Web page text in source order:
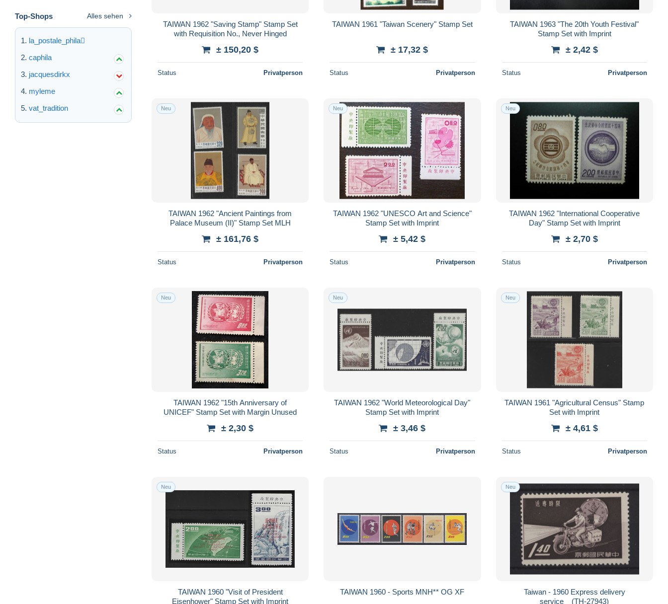
Top-Shops Alles sehen
la_postale_phila
caphila
jacquesdirkx
myleme
vat_tradition
TAIWAN 1962 "Saving Stamp" Stamp Set
with Requisition No., Never Hinged
± 150,20 $
Status Privatperson
TAIWAN 1961 "Taiwan Scenery" Stamp Set
± 17,32 $
Status Privatperson
TAIWAN 1963 "The 20th Youth Festival"
Stamp Set with Imprint
± 2,42 $
Status Privatperson
Neu
TAIWAN 1962 "Ancient Paintings from
Palace Museum (II)" Stamp Set MLH
± 161,76 $
Status Privatperson
Neu
TAIWAN 1962 "UNESCO Art and Science"
Stamp Set with Imprint
± 5,42 $
Status Privatperson
Neu
TAIWAN 1962 "International Cooperative
Day" Stamp Set with Imprint
± 2,70 $
Status Privatperson
Neu
TAIWAN 1962 "15th Anniversary of
UNICEF" Stamp Set with Margin Unused
± 2,30 $
Status Privatperson
Neu
TAIWAN 1962 "World Meteorological Day"
Stamp Set with Imprint
± 3,46 $
Status Privatperson
Neu
TAIWAN 1961 "Agricultural Census" Stamp
Set with Imprint
± 4,61 $
Status Privatperson
Neu
TAIWAN 1960 "Visit of President
Eisenhower" Stamp Set with Imprint
TAIWAN 1960 - Sports MNH** OG XF
Neu
Taiwan - 1960 Express delivery
service__(TH-27943)